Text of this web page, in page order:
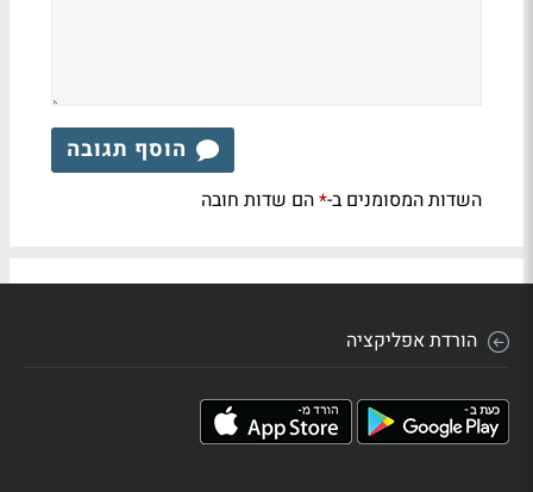
הוסף תגובה
השדות המסומנים ב-*הם שדות חובה
הורדת אפליקציה